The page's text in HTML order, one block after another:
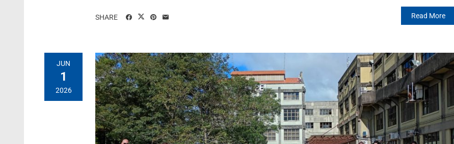
Read More
SHARE
JUN
1
2026